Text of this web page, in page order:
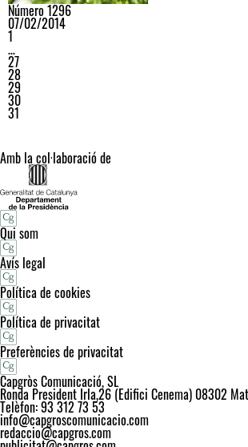
Número 1296
07/02/2014
1
…
27
28
29
30
31
Amb la col·laboració de
Qui som
Avís legal
Política de cookies
Política de privacitat
Preferències de privacitat
Capgròs Comunicació, SL
Ronda President Irla,26 (Edifici Cenema) 08302
Telèfon: 93 312 73 53
info@capgroscomunicacio.com
redaccio@capgros.com